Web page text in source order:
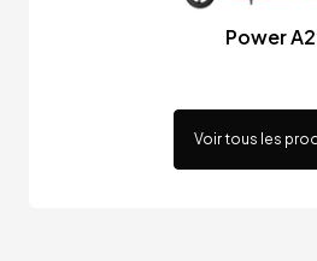
Power A2
Voir tous les